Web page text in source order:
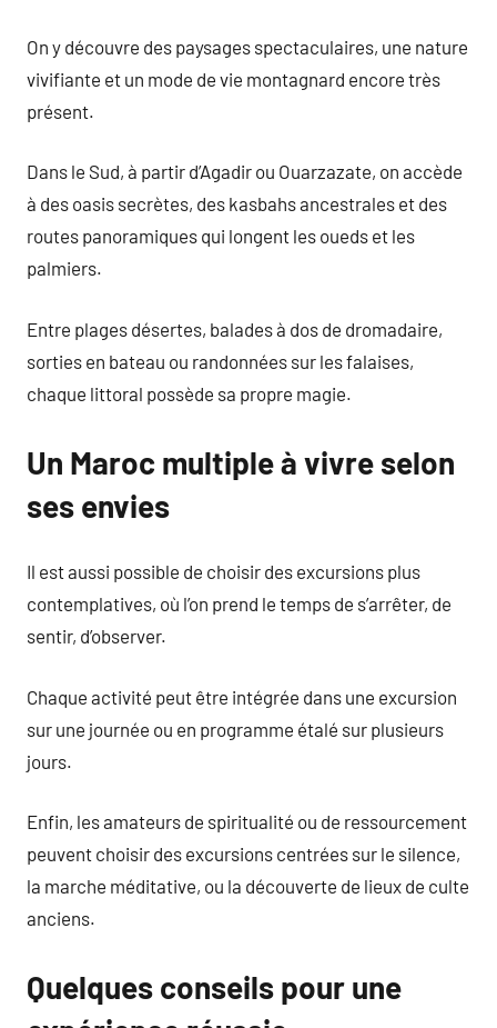
On y découvre des paysages spectaculaires, une nature
vivifiante et un mode de vie montagnard encore très
présent.
Dans le Sud, à partir d’Agadir ou Ouarzazate, on accède
à des oasis secrètes, des kasbahs ancestrales et des
routes panoramiques qui longent les oueds et les
palmiers.
Entre plages désertes, balades à dos de dromadaire,
sorties en bateau ou randonnées sur les falaises,
chaque littoral possède sa propre magie.
Un Maroc multiple à vivre selon
ses envies
Il est aussi possible de choisir des excursions plus
contemplatives, où l’on prend le temps de s’arrêter, de
sentir, d’observer.
Chaque activité peut être intégrée dans une excursion
sur une journée ou en programme étalé sur plusieurs
jours.
Enfin, les amateurs de spiritualité ou de ressourcement
peuvent choisir des excursions centrées sur le silence,
la marche méditative, ou la découverte de lieux de culte
anciens.
Quelques conseils pour une